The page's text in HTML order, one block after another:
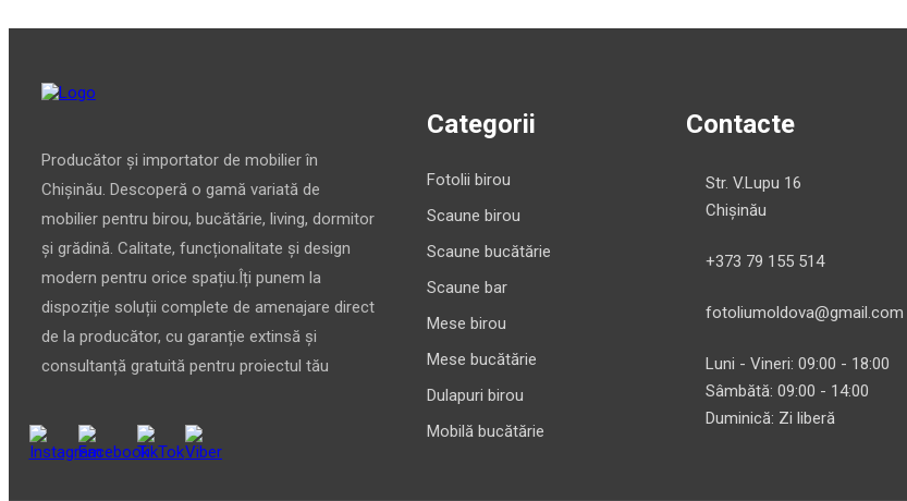
Producător și importator de mobilier în
Chișinău. Descoperă o gamă variată de
mobilier pentru birou, bucătărie, living, dormitor
și grădină. Calitate, funcționalitate și design
modern pentru orice spațiu.Îți punem la
dispoziție soluții complete de amenajare direct
de la producător, cu garanție extinsă și
consultanță gratuită pentru proiectul tău
Categorii
Fotolii birou
Scaune birou
Scaune bucătărie
Scaune bar
Mese birou
Mese bucătărie
Dulapuri birou
Mobilă bucătărie
Contacte
Str. V.Lupu 16
Chișinău
+373 79 155 514
fotoliumoldova@gmail.com
Luni - Vineri: 09:00 - 18:00
Sâmbătă: 09:00 - 14:00
Duminică: Zi liberă